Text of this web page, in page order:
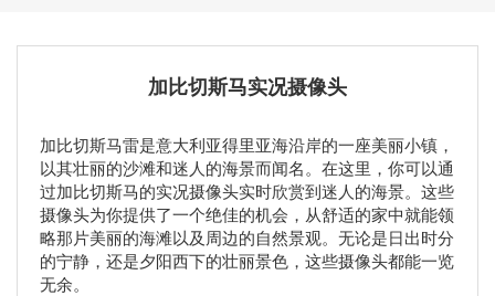
加比切斯马实况摄像头
加比切斯马雷是意大利亚得里亚海沿岸的一座美丽小镇，
以其壮丽的沙滩和迷人的海景而闻名。在这里，你可以通
过加比切斯马的实况摄像头实时欣赏到迷人的海景。这些
摄像头为你提供了一个绝佳的机会，从舒适的家中就能领
略那片美丽的海滩以及周边的自然景观。无论是日出时分
的宁静，还是夕阳西下的壮丽景色，这些摄像头都能一览
无余。